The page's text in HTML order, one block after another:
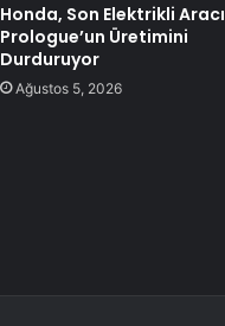
Honda, Son Elektrikli Aracı
Prologue’un Üretimini
Durduruyor
Ağustos 5, 2026